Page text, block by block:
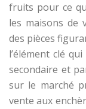
fruits pour ce
les maisons de
des pièces
l’élément clé
secondaire et
sur le marché
vente aux